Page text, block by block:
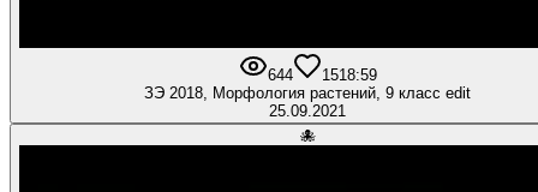
644 1518:59
ЗЭ 2018, Морфология растений, 9 класс edit
25.09.2021
🐙